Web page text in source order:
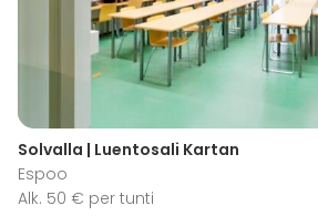
Solvalla | Luentosali Kartan
Espoo
Alk. 50 € per tunti